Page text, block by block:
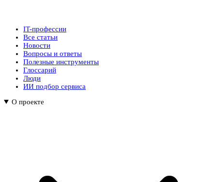
IT-профессии
Все статьи
Новости
Вопросы и ответы
Полезные инструменты
Глоссарий
Люди
ИИ подбор сервиса
О проекте